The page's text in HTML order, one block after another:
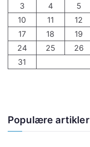
3
4 5
10
11 12
17
18 19
24
25 26
31
Populære artikler